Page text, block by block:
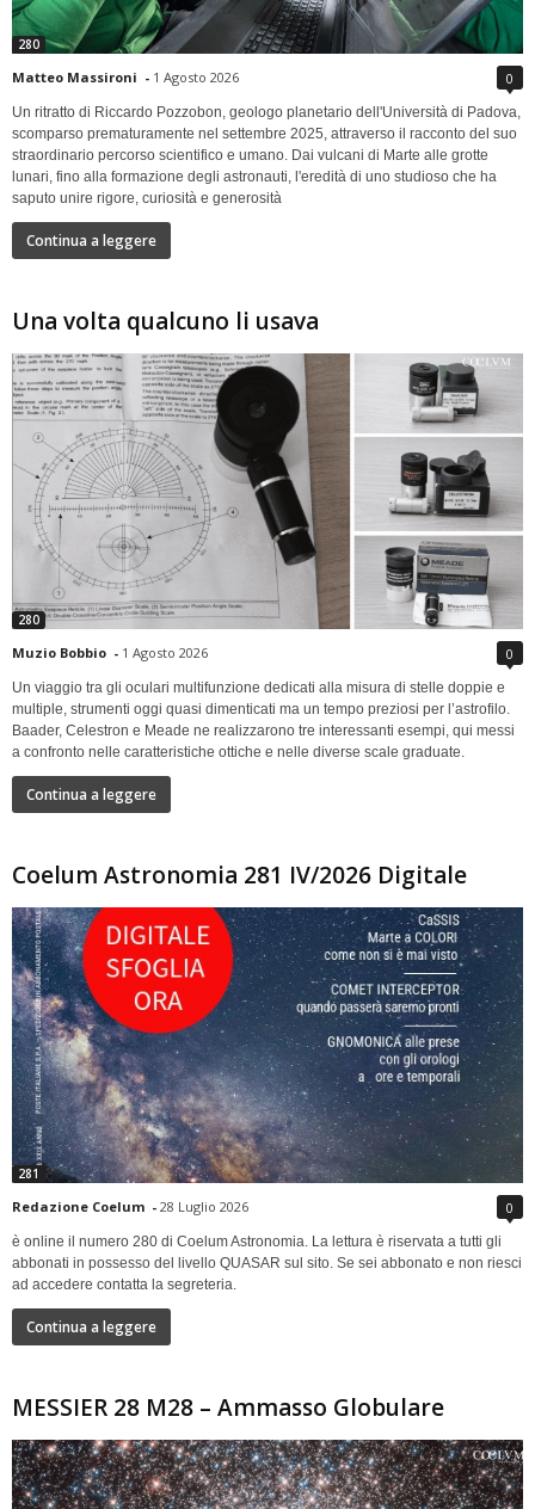
280
Matteo Massironi - 1 Agosto 2026 0
Un ritratto di Riccardo Pozzobon, geologo planetario dell'Università di Padova,
scomparso prematuramente nel settembre 2025, attraverso il racconto del suo
straordinario percorso scientifico e umano. Dai vulcani di Marte alle grotte
lunari, fino alla formazione degli astronauti, l'eredità di uno studioso che ha
saputo unire rigore, curiosità e generosità
Continua a leggere
Una volta qualcuno li usava
280
Muzio Bobbio - 1 Agosto 2026 0
Un viaggio tra gli oculari multifunzione dedicati alla misura di stelle doppie e
multiple, strumenti oggi quasi dimenticati ma un tempo preziosi per l’astrofilo.
Baader, Celestron e Meade ne realizzarono tre interessanti esempi, qui messi
a confronto nelle caratteristiche ottiche e nelle diverse scale graduate.
Continua a leggere
Coelum Astronomia 281 IV/2026 Digitale
281
Redazione Coelum - 28 Luglio 2026 0
è online il numero 280 di Coelum Astronomia. La lettura è riservata a tutti gli
abbonati in possesso del livello QUASAR sul sito. Se sei abbonato e non riesci
ad accedere contatta la segreteria.
Continua a leggere
MESSIER 28 M28 – Ammasso Globulare